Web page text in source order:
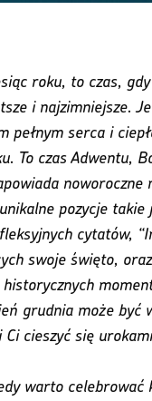
roku, to czas,
i najzimniejsze.
pełnym serca i
To czas Adwentu,
noworoczne
pozycje takie
cytatów,
swoje święto,
grudnia może być
cieszyć się
warto celebrować